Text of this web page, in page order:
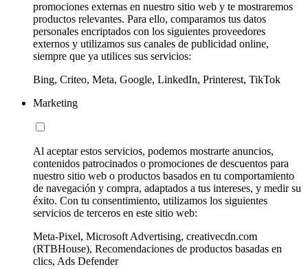
promociones externas en nuestro sitio web y te mostraremos
productos relevantes. Para ello, comparamos tus datos
personales encriptados con los siguientes proveedores
externos y utilizamos sus canales de publicidad online,
siempre que ya utilices sus servicios:
Bing, Criteo, Meta, Google, LinkedIn, Printerest, TikTok
Marketing
Al aceptar estos servicios, podemos mostrarte anuncios,
contenidos patrocinados o promociones de descuentos para
nuestro sitio web o productos basados en tu comportamiento
de navegación y compra, adaptados a tus intereses, y medir su
éxito. Con tu consentimiento, utilizamos los siguientes
servicios de terceros en este sitio web:
Meta-Pixel, Microsoft Advertising, creativecdn.com
(RTBHouse), Recomendaciones de productos basadas en
clics, Ads Defender